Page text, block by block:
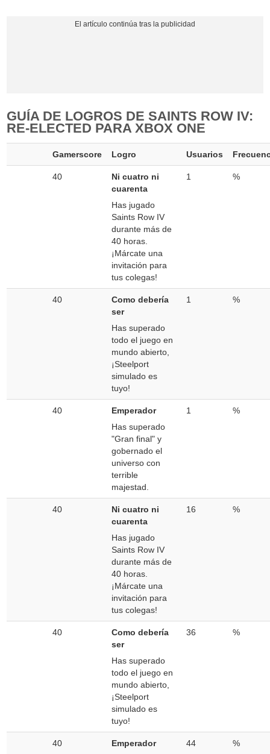
GUÍA DE LOGROS DE SAINTS ROW IV:
RE-ELECTED PARA XBOX ONE
Gamerscore Logro Usuarios
40
Ni cuatro ni
cuarenta
Has jugado
Saints Row IV
durante más de
40 horas.
¡Márcate una
invitación para
tus colegas!
1 %
40
Como debería
ser
Has superado
todo el juego en
mundo abierto,
¡Steelport
simulado es
tuyo!
1 %
40
Emperador
Has superado
"Gran final" y
gobernado el
universo con
terrible
majestad.
1 %
40
Ni cuatro ni
cuarenta
Has jugado
Saints Row IV
durante más de
40 horas.
¡Márcate una
invitación para
tus colegas!
16 %
40
Como debería
ser
Has superado
todo el juego en
mundo abierto,
¡Steelport
simulado es
tuyo!
36 %
40
Emperador
44 %